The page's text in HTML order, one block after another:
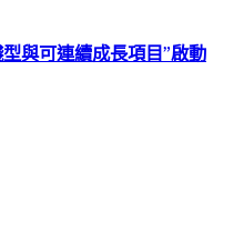
與可連續成長項目”啟動